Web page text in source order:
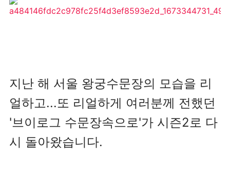
지난 해 서울 왕궁수문장의 모습을 리
얼하고...또 리얼하게 여러분께 전했던
'브이로그 수문장속으로'가 시즌2로 다
시 돌아왔습니다.